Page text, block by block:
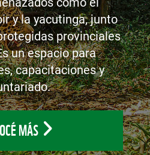
y la yacutinga, junto
provinciales
un espacio para
capacitaciones y
MÁS